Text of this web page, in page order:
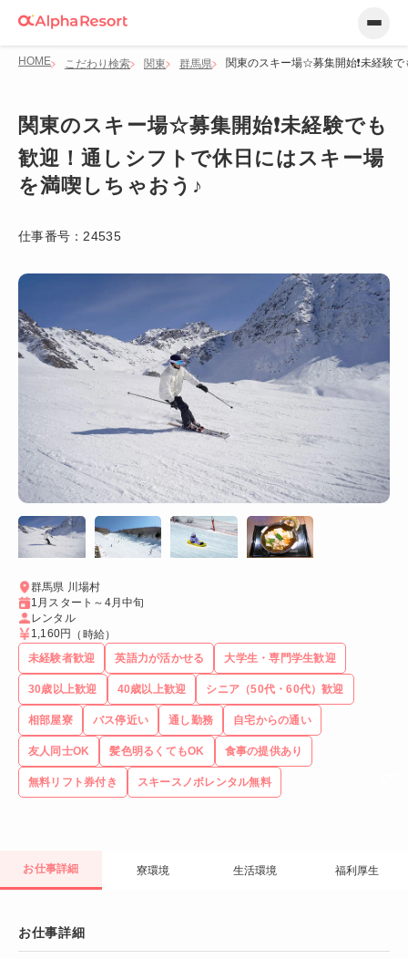
HOME こだわり検索 関東 群馬県 関東のスキー場☆募集開始❗未経験
関東のスキー場☆募集開始❗未経験でも
歓迎！通しシフトで休日にはスキー場
を満喫しちゃおう♪
仕事番号： 24535
群馬県 川場村
1月スタート～4月中旬
レンタル
1,160円
（時給）
未経験者歓迎
英語力が活かせる 大学生・専門学生歓迎
30歳以上歓迎 40歳以上歓迎 シニア（50代・60代）歓迎
相部屋寮 バス停近い 通し勤務 自宅からの通い
友人同士OK 髪色明るくてもOK 食事の提供あり
無料リフト券付き スキースノボレンタル無料
お仕事詳細 寮環境 生活環境 福利厚生
お仕事詳細